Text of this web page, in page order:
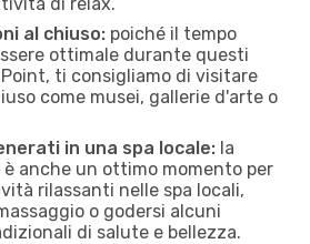
al chiuso: poiché il tempo
ottimale durante questi
Point, ti consigliamo di visitare
come musei, gallerie d'arte o
in una spa locale: la
è anche un ottimo momento per
rilassanti nelle spa locali,
o godersi alcuni
di salute e bellezza.